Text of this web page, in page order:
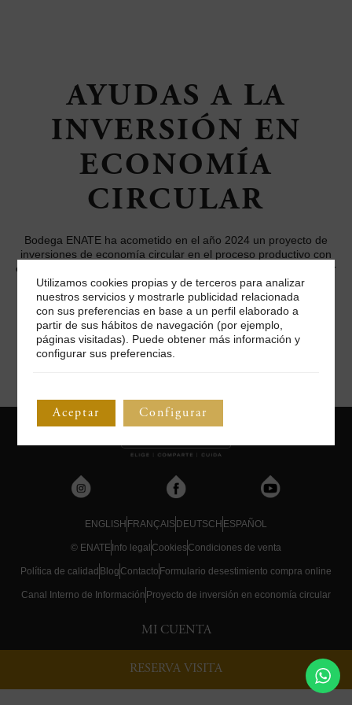
AYUDAS A LA
INVERSIÓN EN
ECONOMÍA
CIRCULAR
Bodega ENATE ha acometido en el año 2024 un proyecto de
inversiones de economía circular en el proceso productivo con
el objetivo de fomentar la transición hacia una economía circular
y eficiente en el uso de los recursos. Este proyecto ha sido
financiado por la Unión Europea y el Gobierno de Aragón.
Inversión subvencionable: 172.832,40 €
Subvención concedida: 69.132,96 €
ENGLISH FRANÇAISDEUTSCH ESPAÑOL
© ENATE Info legalCookiesCondiciones de venta
Política de calidad BlogContacto Formulario desestimiento compra online
Canal Interno de Información Proyecto de inversión en economía circular
MI CUENTA
RESERVA VISITA
Utilizamos cookies propias y de terceros para analizar
nuestros servicios y mostrarle publicidad relacionada
con sus preferencias en base a un perfil elaborado a
partir de sus hábitos de navegación (por ejemplo,
páginas visitadas). Puede obtener más información y
configurar sus preferencias.
Aceptar Configurar